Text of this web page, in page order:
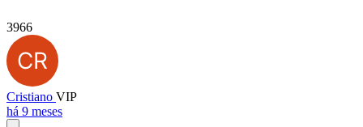
3966
Cristiano VIP
há 9 meses